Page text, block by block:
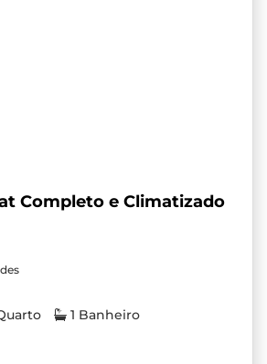
Completo e Climatizado
1 Banheiro